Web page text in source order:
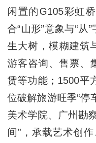
闲置的G105彩虹
合“山形”意象与“从
生大树，模糊建筑
游客咨询、售票、
赁等功能；1500平
位破解旅游旺季“停
美术学院、广州勘
间”，承载艺术创